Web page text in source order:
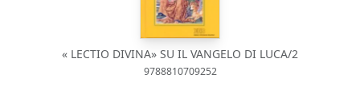
« LECTIO DIVINA» SU IL VANGELO DI LUCA/2
9788810709252